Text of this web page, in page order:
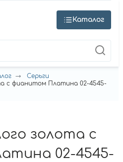
Каталог
Серьги
с фианитом Платина 02-4545-
золота с
02-4545-